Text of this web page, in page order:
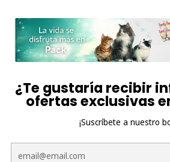
¿Te gustaría recibir
ofertas exclusivas
¡Suscríbete a nuestro